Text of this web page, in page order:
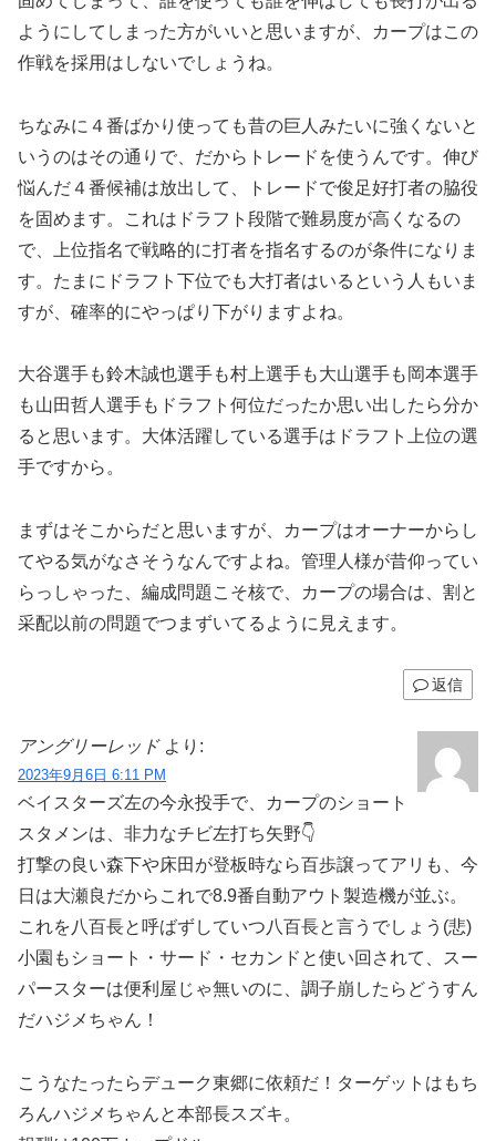
ようにしてしまった方がいいと思いますが、カープはこの
作戦を採用はしないでしょうね。
ちなみに４番ばかり使っても昔の巨人みたいに強くないと
いうのはその通りで、だからトレードを使うんです。伸び
悩んだ４番候補は放出して、トレードで俊足好打者の脇役
を固めます。これはドラフト段階で難易度が高くなるの
で、上位指名で戦略的に打者を指名するのが条件になりま
す。たまにドラフト下位でも大打者はいるという人もいま
すが、確率的にやっぱり下がりますよね。
大谷選手も鈴木誠也選手も村上選手も大山選手も岡本選手
も山田哲人選手もドラフト何位だったか思い出したら分か
ると思います。大体活躍している選手はドラフト上位の選
手ですから。
まずはそこからだと思いますが、カープはオーナーからし
てやる気がなさそうなんですよね。管理人様が昔仰ってい
らっしゃった、編成問題こそ核で、カープの場合は、割と
采配以前の問題でつまずいてるように見えます。
返信
アングリーレッド より:
2023年9月6日 6:11 PM
ベイスターズ左の今永投手で、カープのショート
スタメンは、非力なチビ左打ち矢野👇
打撃の良い森下や床田が登板時なら百歩譲ってアリも、今
日は大瀬良だからこれで8.9番自動アウト製造機が並ぶ。
これを八百長と呼ばずしていつ八百長と言うでしょう(悲)
小園もショート・サード・セカンドと使い回されて、スー
パースターは便利屋じゃ無いのに、調子崩したらどうすん
だハジメちゃん！
こうなたったらデューク東郷に依頼だ！ターゲットはもち
ろんハジメちゃんと本部長スズキ。